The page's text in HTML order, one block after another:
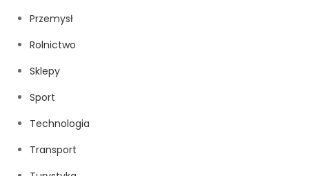
Przemysł
Rolnictwo
Sklepy
Sport
Technologia
Transport